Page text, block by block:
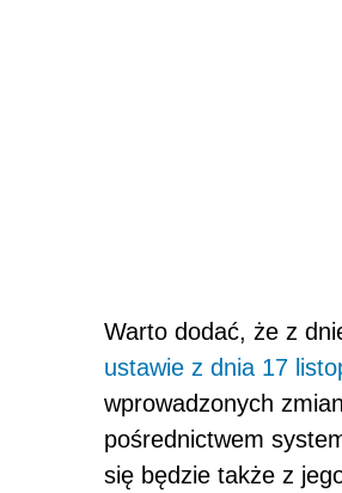
Warto dodać, że z
ustawie z dnia 17
wprowadzonych
pośrednictwem
się będzie także z